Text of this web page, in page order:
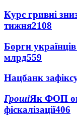
Курс гривні
тижня2108
Борги
млрд559
Нацбанк
ГрошіЯк ФОП
фіскалізації406